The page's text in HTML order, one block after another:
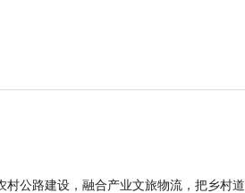
公路建设，融合产业文旅物流，把乡村